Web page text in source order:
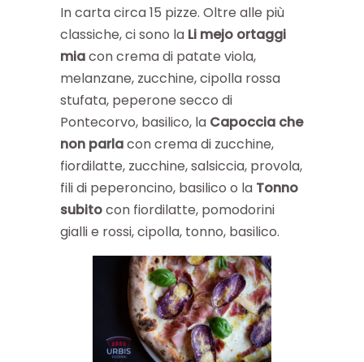
In carta circa 15 pizze. Oltre alle più
classiche, ci sono la Li mejo ortaggi
miacon crema di patate viola,
melanzane, zucchine, cipolla rossa
stufata, peperone secco di
Pontecorvo, basilico, la Capoccia che
non parlacon crema di zucchine,
fiordilatte, zucchine, salsiccia, provola,
fili di peperoncino, basilico o la Tonno
subitocon fiordilatte, pomodorini
gialli e rossi, cipolla, tonno, basilico.